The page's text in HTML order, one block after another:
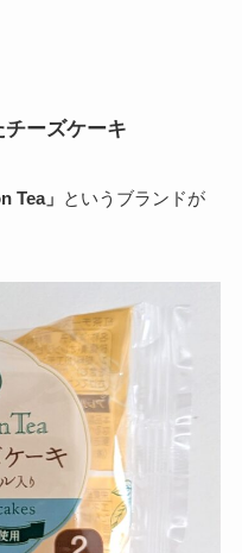
チーズケーキ
Tea」 というブランドが